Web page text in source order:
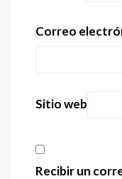
Correo
Sitio web
Recibir un